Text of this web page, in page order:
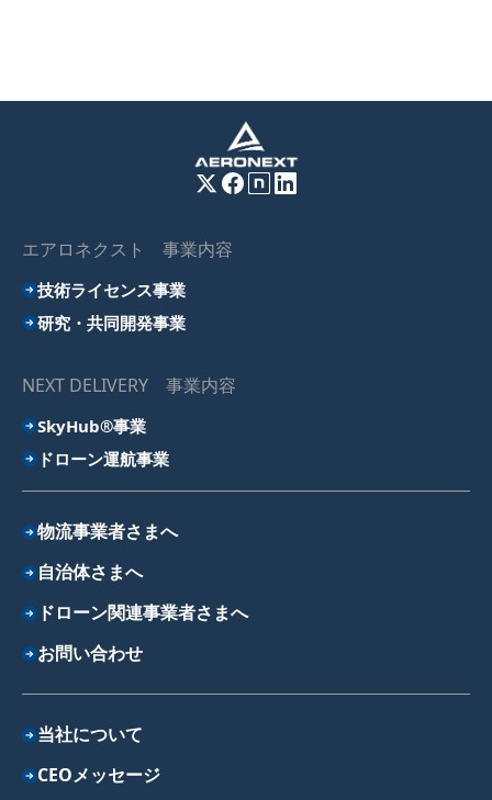
エアロネクスト 事業内容
技術ライセンス事業
研究・共同開発事業
NEXT DELIVERY 事業内容
SkyHub®事業
ドローン運航事業
物流事業者さまへ
自治体さまへ
ドローン関連事業者さまへ
お問い合わせ
当社について
CEOメッセージ